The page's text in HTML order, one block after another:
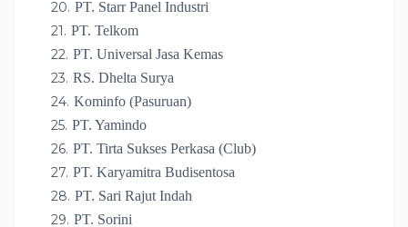
PT. Starr Panel Industri
PT. Telkom
PT. Universal Jasa Kemas
RS. Dhelta Surya
Kominfo (Pasuruan)
PT. Yamindo
PT. Tirta Sukses Perkasa (Club)
PT. Karyamitra Budisentosa
PT. Sari Rajut Indah
PT. Sorini